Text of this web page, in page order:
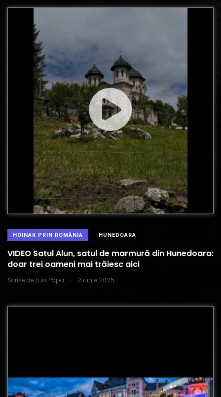
HOINAR PRIN ROMÂNIA HUNEDOARA
VIDEO Satul Alun, satul de marmură din Hunedoara:
doar trei oameni mai trăiesc aici
Scrise de Luis Popa . 2 iunie 2025